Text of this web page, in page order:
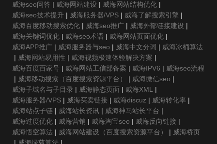
威海seo问答 | 威海网站建设 | 威海网站结构优化 |
威海seo技术提升 | 威海服务器/VPS | 威海了解搜索引擎 |
威海百度移动搜索优化 | 威海seo推广 | 威海外部链接建设 |
威海关键词优化 | 威海seo术语 | 威海网站页面优化 |
威海APP推广 | 威海服务器与seo | 威海中文分词 | 威海冰桶算法
| 威海网站易用性 | 威海视频极速体验解决方案 |
威海百度百家号 | 威海网站工信部备案 | 威海IPV6 | 威海seo流程
| 威海移动搜索（百度搜索资源平台） | 威海微信seo |
威海子域名与子目录 | 威海静态页面 | 威海XML |
威海服务器/VPS | 威海买卖链接 | 威海discuz | 威海转化率 |
威海站点子链 | 威海站长资讯 | 威海神马站长平台 |
威海过度优化 | 威海营销 | 威海淘宝seo | 威海反向链接 |
威海悟空算法 | 威海网站建设（百度搜索资源平台） | 威海桥页